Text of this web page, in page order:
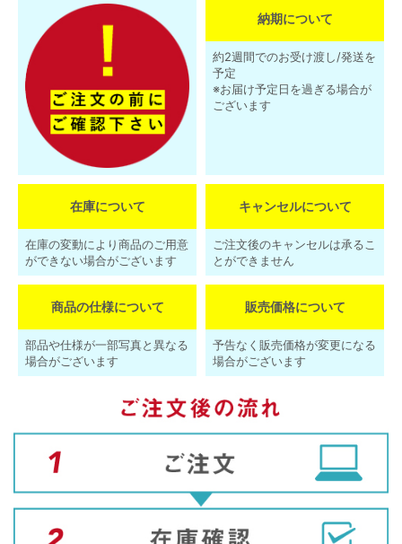
納期について
約2週間でのお受け渡し/発送を
予定
※お届け予定日を過ぎる場合が
ございます
在庫について
在庫の変動により商品のご用意
ができない場合がございます
キャンセルについて
ご注文後のキャンセルは承るこ
とができません
商品の仕様について
部品や仕様が一部写真と異なる
場合がございます
販売価格について
予告なく販売価格が変更になる
場合がございます